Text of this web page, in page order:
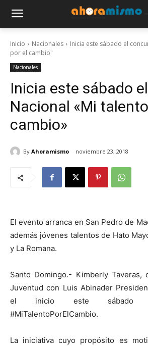
Inicio Nacionales
Inicia este sábado el
por el cambio"
Nacionales
Inicia este sábado
Nacional «Mi
cambio»
By Ahoramismo noviembre 23, 2018
El evento arranca en San Pedro de
además jóvenes talentos de Hato
y La Romana.
Santo Domingo.- Kimberly Taveras,
Juventud con Luis Abinader
el inicio este sábado
#MiTalentoPorElCambio.
La iniciativa cuyo propósito es